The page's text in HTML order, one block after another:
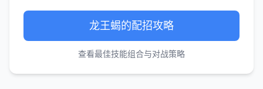
龙王蝎的配招攻略
查看最佳技能组合与对战策略